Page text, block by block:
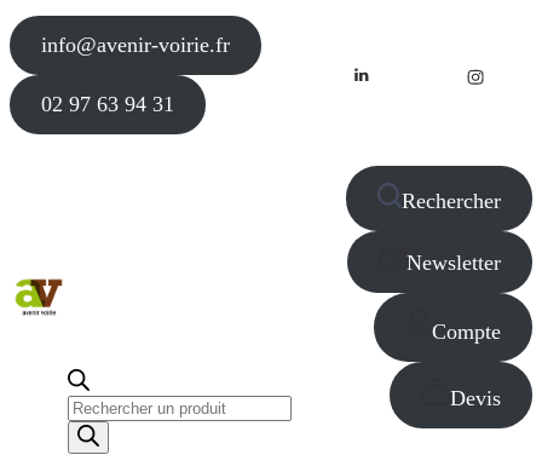
info@avenir-voirie.fr
02 97 63 94 31
Recherche
de
produits
Rechercher
Newsletter
Compte
Devis